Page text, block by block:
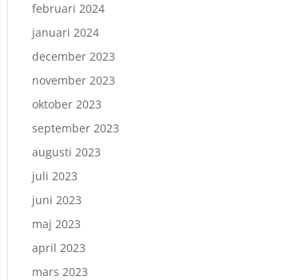
februari 2024
januari 2024
december 2023
november 2023
oktober 2023
september 2023
augusti 2023
juli 2023
juni 2023
maj 2023
april 2023
mars 2023